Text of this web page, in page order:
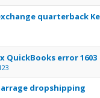
quarterback
5 en moyenne
12345
QuickBooks error 1603
5 en moyenne
12345
dropshipping
5 en moyenne
1234 5